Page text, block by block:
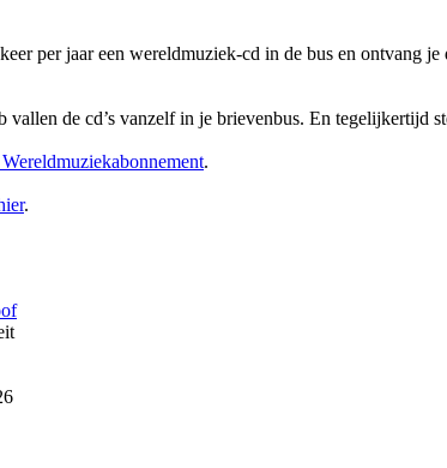
per jaar een wereldmuziek-cd in de bus en ontvang
vallen de cd’s vanzelf in je brievenbus. En tegelijkertijd
.
.